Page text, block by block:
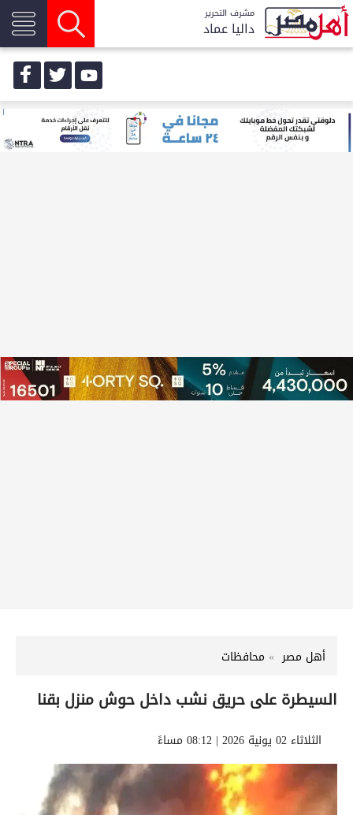
مشرف التحرير
داليا عماد
أهل مصر محافظات
السيطرة على حريق نشب داخل حوش منزل بقنا
الثلاثاء 02 يونية 2026 | 08:12 مساءً